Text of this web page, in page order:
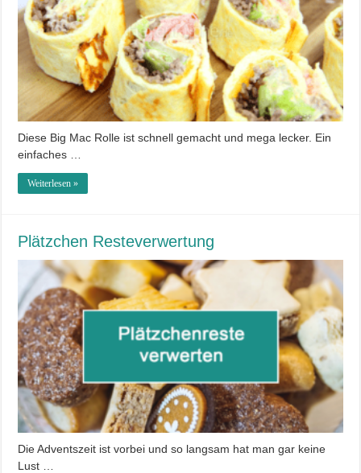
Diese Big Mac Rolle ist schnell gemacht und mega lecker. Ein
einfaches …
Weiterlesen »
Plätzchen Resteverwertung
Die Adventszeit ist vorbei und so langsam hat man gar keine
Lust …